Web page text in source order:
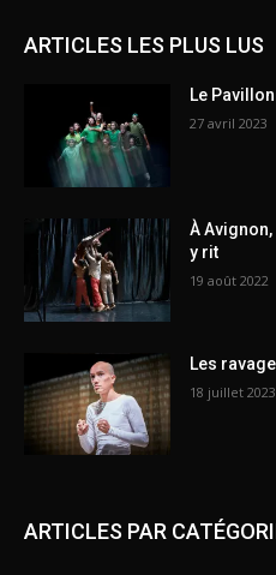
ARTICLES LES PLUS LUS
Le
27 avril 2023
À
y rit
19 août 2022
Les
18 juillet 2023
ARTICLES PAR